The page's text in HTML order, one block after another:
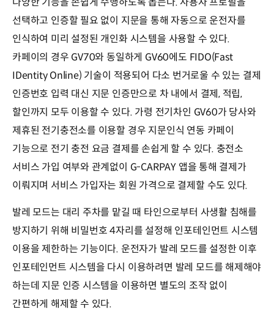
선택하고 인증할 필요 없이 지문을 통해 자동으로 운전자를
인식하여 미리 설정된 개인화 시스템을 사용할 수 있다.
카페이의 경우 GV70와 동일하게 GV60에도 FIDO(Fast
IDentity Online) 기술이 적용되어 다소 번거로울 수 있는 결제
인증번호 입력 대신 지문 인증만으로 차 내에서 결제, 적립,
할인까지 모두 이용할 수 있다. 가령 전기차인 GV60가 당사와
제휴된 전기충전소를 이용할 경우 지문인식 연동 카페이
기능으로 전기 충전 요금 결제를 손쉽게 할 수 있다. 충전소
서비스 가입 여부와 관계없이 G-CARPAY 앱을 통해 결제가
이뤄지며 서비스 가입자는 회원 가격으로 결제할 수도 있다.
발레 모드는 대리 주차를 맡길 때 타인으로부터 사생활 침해를
방지하기 위해 비밀번호 4자리를 설정해 인포테인먼트 시스템
이용을 제한하는 기능이다. 운전자가 발레 모드를 설정한 이후
인포테인먼트 시스템을 다시 이용하려면 발레 모드를 해제해야
하는데 지문 인증 시스템을 이용하면 별도의 조작 없이
간편하게 해제할 수 있다.